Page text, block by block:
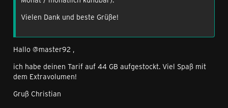
Vielen Dank und beste Grüße!
Hallo @master92 ,
ich habe deinen Tarif auf 44 GB aufgestockt. Viel Spaß mit
dem Extravolumen!
Gruß Christian